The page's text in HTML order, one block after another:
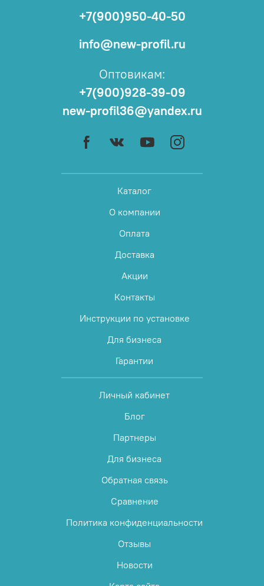
Каталог
О компании
Оплата
Доставка
Акции
Контакты
Инструкции по установке
Для бизнеса
Гарантии
Личный кабинет
Блог
Партнеры
Для бизнеса
Обратная связь
Сравнение
Политика конфиденциальности
Отзывы
Новости
+7(900)950-40-50
info@new-profil.ru
Оптовикам:
+7(900)928-39-09
new-profil36@yandex.ru